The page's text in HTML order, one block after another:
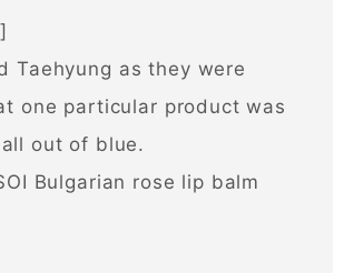
Taehyung as they were
one particular product was
all out of blue.
Bulgarian rose lip balm